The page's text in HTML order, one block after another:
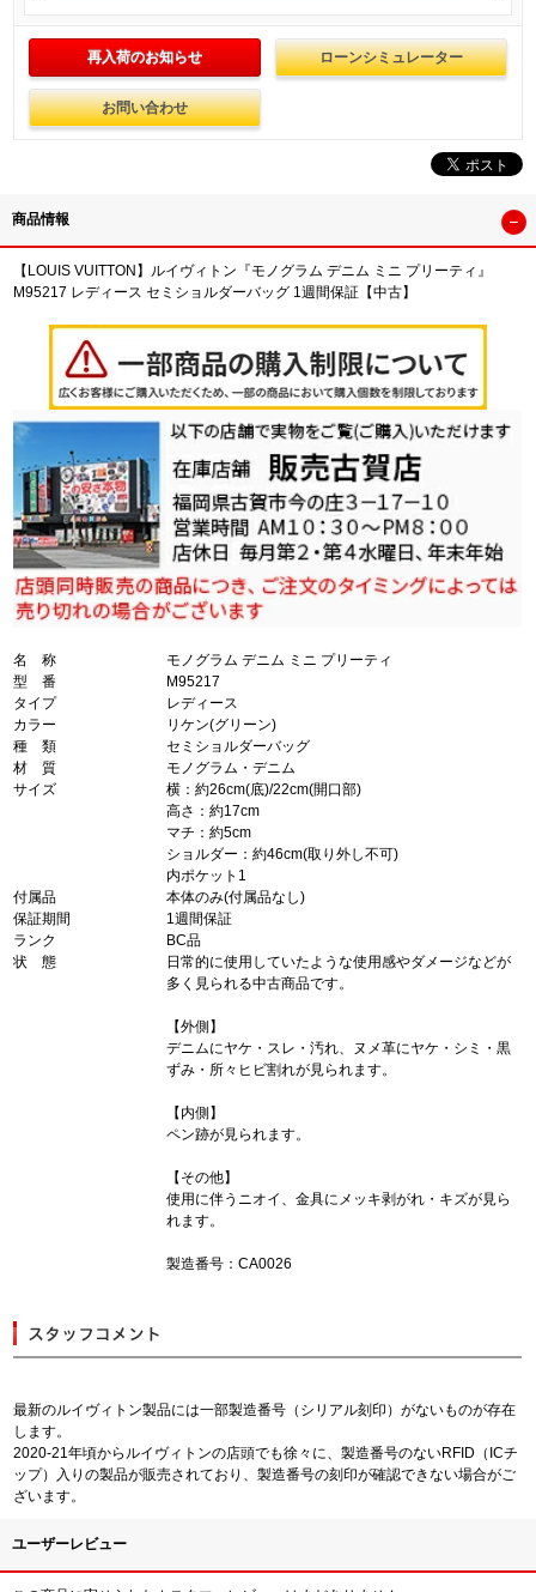
再入荷のお知らせ ローンシミュレーター
お問い合わせ
商品情報
【LOUIS VUITTON】ルイヴィトン『モノグラム デニム ミニ プリーティ』
M95217 レディース セミショルダーバッグ 1週間保証【中古】
名 称
モノグラム デニム ミニ プリーティ
型 番
M95217
タイプ
レディース
カラー
リケン(グリーン)
種 類
セミショルダーバッグ
材 質
モノグラム・デニム
サイズ
横：約26cm(底)/22cm(開口部)
高さ：約17cm
マチ：約5cm
ショルダー：約46cm(取り外し不可)
内ポケット1
付属品
本体のみ(付属品なし)
保証期間
1週間保証
ランク
BC品
状 態
日常的に使用していたような使用感やダメージなどが
多く見られる中古商品です。
【外側】
デニムにヤケ・スレ・汚れ、ヌメ革にヤケ・シミ・黒
ずみ・所々ヒビ割れが見られます。
【内側】
ペン跡が見られます。
【その他】
使用に伴うニオイ、金具にメッキ剥がれ・キズが見ら
れます。
製造番号：CA0026
最新のルイヴィトン製品には一部製造番号（シリアル刻印）がないものが存在
します。
2020-21年頃からルイヴィトンの店頭でも徐々に、製造番号のないRFID（ICチ
ップ）入りの製品が販売されており、製造番号の刻印が確認できない場合がご
ざいます。
ユーザーレビュー